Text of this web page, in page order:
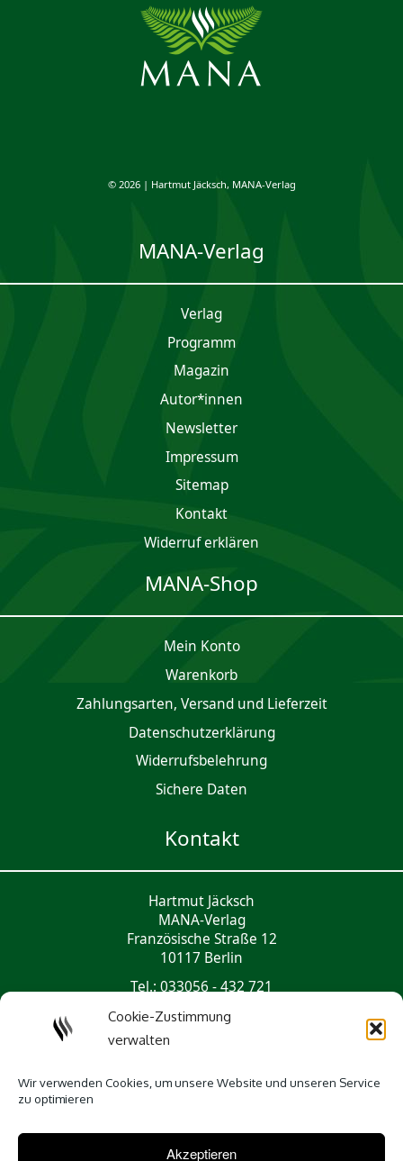
Cookie-Zustimmung
verwalten
Wir verwenden Cookies, um unsere Website und unseren Service
zu optimieren
Akzeptieren
© 2026 | Hartmut Jäcksch, MANA-Verlag
MANA-Verlag
Verlag
Programm
Magazin
Autor*innen
Newsletter
Impres­sum
Sitemap
Kontakt
Widerruf erklären
MANA-Shop
Mein Konto
Waren­korb
Zahlungsarten, Versand und Lieferzeit
Daten­schutz­er­klärung
Widerrufsbelehrung
Sichere Daten
Kontakt
Hartmut Jäcksch
MANA-Verlag
Französische Straße 12
10117 Berlin
Tel.: 033056 - 432 721
Social Media